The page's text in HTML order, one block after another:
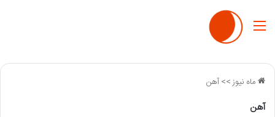
منو
ماه نیوز>>آهن
آهن